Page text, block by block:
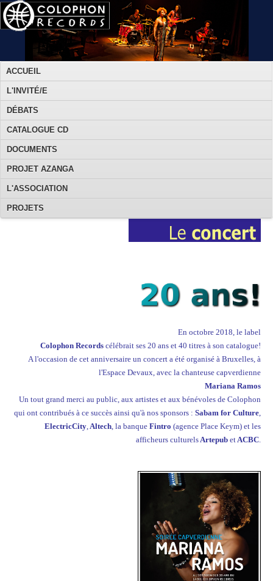
ACCUEIL
L'INVITÉ/E
DÉBATS
CATALOGUE CD
DOCUMENTS
PROJET AZANGA
L'ASSOCIATION
PROJETS
En octobre 2018, le label
Colophon Records célébrait ses 20 ans et 40 titres à son catalogue!
A l'occasion de cet anniversaire un concert a été organisé à Bruxelles, à
l'Espace Devaux, avec la chanteuse capverdienne
Mariana Ramos
Un tout grand merci au public, aux artistes et aux bénévoles de Colophon
qui ont contribués à ce succès ainsi qu'à nos sponsors : Sabam for Culture,
ElectricCity,Altech, la banque Fintro (agence Place Keym) et les
afficheurs culturelsArtepub etACBC.